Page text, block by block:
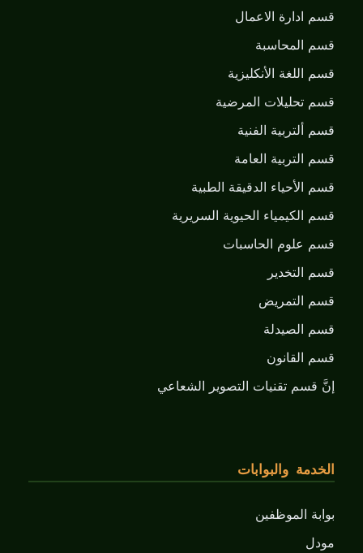
قسم ادارة الاعمال
قسم المحاسبة
قسم اللغة الأنكليزية
قسم تحليلات المرضية
قسم ألتربية الفنية
قسم التربية العامة
قسم الأحياء الدقيقة الطبية
قسم الكيمياء الحيوية السريرية
قسم علوم الحاسبات
قسم التخدير
قسم التمريض
قسم الصيدلة
قسم القانون
إنَّ قسم تقنيات التصوير الشعاعي
الخدمة والبوابات
بوابة الموظفين
مودل